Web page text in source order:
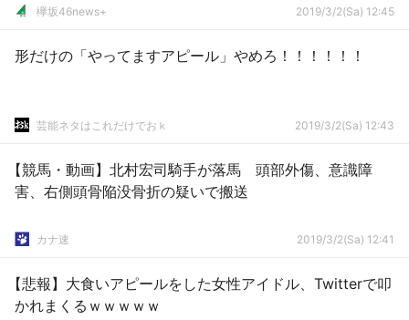
欅坂46news+ 2019/3/2(Sa) 12:45
形だけの「やってますアピール」やめろ！！！！！！
芸能ネタはこれだけでおｋ 2019/3/2(Sa) 12:43
【競馬・動画】北村宏司騎手が落馬 頭部外傷、意識障
害、右側頭骨陥没骨折の疑いで搬送
カナ速 2019/3/2(Sa) 12:41
【悲報】大食いアピールをした女性アイドル、Twitterで叩
かれまくるｗｗｗｗｗ